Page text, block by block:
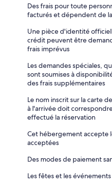
Des frais pour toute
facturés et dépendent de
Une pièce d'identité
crédit peuvent être
frais imprévus
Les demandes spéciales,
sont soumises à
des frais supplémentaires
Le nom inscrit sur la carte
à l'arrivée doit
effectué la réservation
Cet hébergement accepte
acceptées
Des modes de paiement
Les fêtes et les